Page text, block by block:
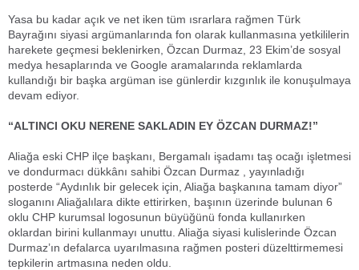
Yasa bu kadar açık ve net iken tüm ısrarlara rağmen Türk
Bayrağını siyasi argümanlarında fon olarak kullanmasına yetkililerin
harekete geçmesi beklenirken, Özcan Durmaz, 23 Ekim’de sosyal
medya hesaplarında ve Google aramalarında reklamlarda
kullandığı bir başka argüman ise günlerdir kızgınlık ile konuşulmaya
devam ediyor.
“ALTINCI OKU NERENE SAKLADIN EY ÖZCAN DURMAZ!”
Aliağa eski CHP ilçe başkanı, Bergamalı işadamı taş ocağı işletmesi
ve dondurmacı dükkânı sahibi Özcan Durmaz , yayınladığı
posterde “Aydınlık bir gelecek için, Aliağa başkanına tamam diyor”
sloganını Aliağalılara dikte ettirirken, başının üzerinde bulunan 6
oklu CHP kurumsal logosunun büyüğünü fonda kullanırken
oklardan birini kullanmayı unuttu. Aliağa siyasi kulislerinde Özcan
Durmaz’ın defalarca uyarılmasına rağmen posteri düzelttirmemesi
tepkilerin artmasına neden oldu.